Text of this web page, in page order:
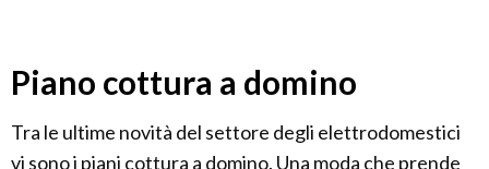
Piano cottura a domino
Tra le ultime novità del settore degli elettrodomestici
vi sono i piani cottura a domino. Una moda che prende